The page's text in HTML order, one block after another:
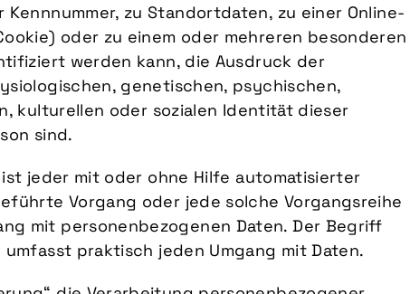
Kennnummer, zu Standortdaten, zu einer Online-
oder zu einem oder mehreren besonderen
werden kann, die Ausdruck der
genetischen, psychischen,
kulturellen oder sozialen Identität dieser
sind.
ist jeder mit oder ohne Hilfe automatisierter
Vorgang oder jede solche Vorgangsreihe
mit personenbezogenen Daten. Der Begriff
praktisch jeden Umgang mit Daten.